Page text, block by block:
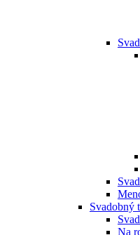
Svadobný
Na